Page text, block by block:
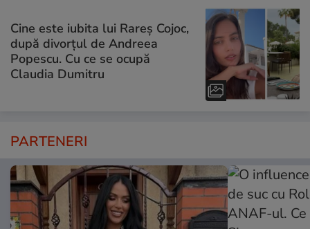
Cine este iubita lui Rareș Cojoc,
după divorțul de Andreea
Popescu. Cu ce se ocupă
Claudia Dumitru
PARTENERI